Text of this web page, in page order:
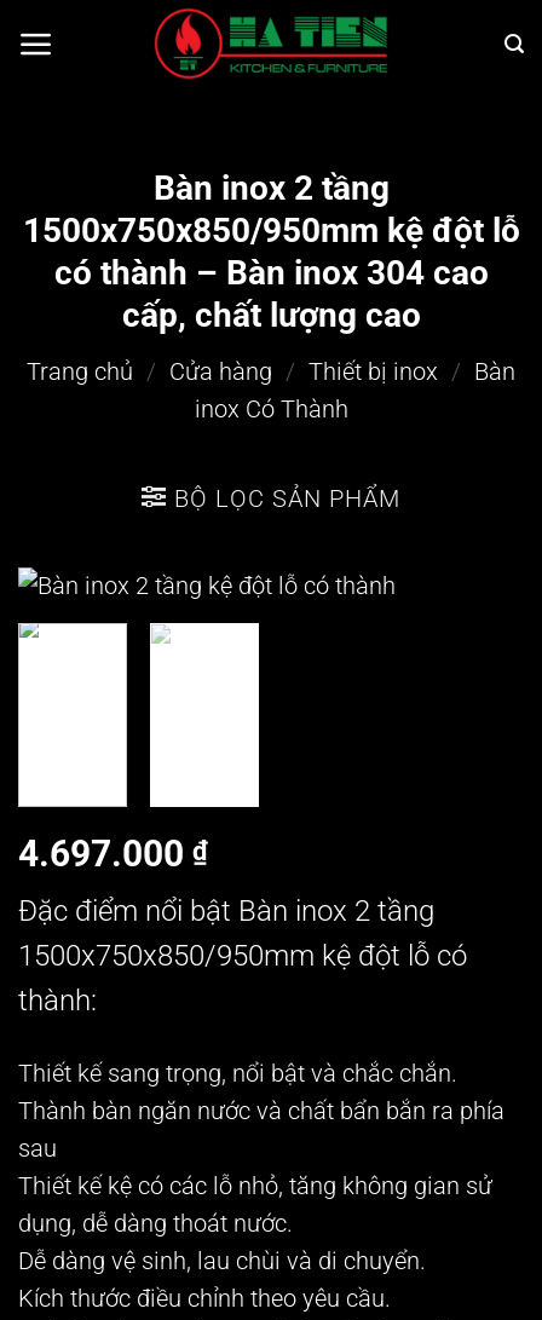
qua
Bàn inox 2 tầng
1500x750x850/950mm kệ đột lỗ
có thành – Bàn inox 304 cao
cấp, chất lượng cao
Trang chủ / Cửa hàng / Thiết bị inox / Bàn
inox Có Thành
BỘ LỌC SẢN PHẨM
4.697.000 ₫
Đặc điểm nổi bật Bàn inox 2 tầng
1500x750x850/950mm kệ đột lỗ có
thành:
Thiết kế sang trọng, nổi bật và chắc chắn.
Thành bàn ngăn nước và chất bẩn bắn ra phía
sau
Thiết kế kệ có các lỗ nhỏ, tăng không gian sử
dụng, dễ dàng thoát nước.
Dễ dàng vệ sinh, lau chùi và di chuyển.
Kích thước điều chỉnh theo yêu cầu.